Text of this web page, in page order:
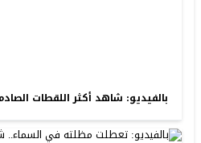
بالفيديو: شاهد أكثر اللقطات